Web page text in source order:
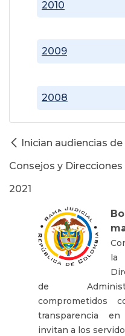
2008
2009
2010
Inician audiencias
Consejos y
2021
la
de
comprometidos
transparencia
invitan a los